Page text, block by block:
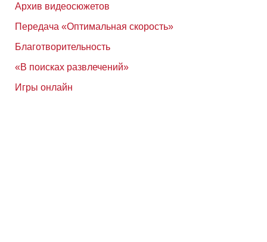
Архив видеосюжетов
Передача «Оптимальная скорость»
Благотворительность
«В поисках развлечений»
Игры онлайн